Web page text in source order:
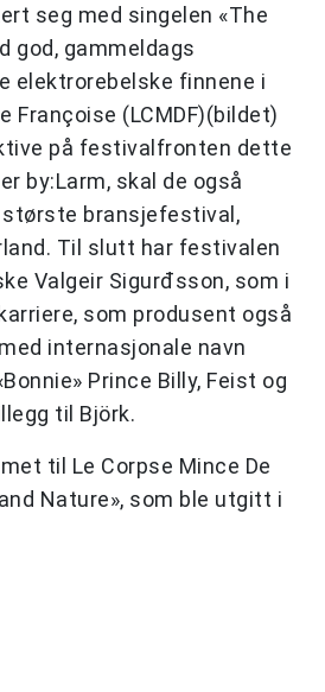
seg med singelen «The
god, gammeldags
elektrorebelske finnene i
Françoise (LCMDF)(bildet)
på festivalfronten dette
by:Larm, skal de også
største bransjefestival,
Til slutt har festivalen
Valgeir Sigurđsson, som i
som produsent også
internasjonale navn
Prince Billy, Feist og
til Björk.
til Le Corpse Mince De
Nature», som ble utgitt i